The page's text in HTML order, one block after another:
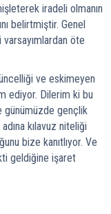
iradeli olmanın
belirtmiştir. Genel
varsayımlardan öte
ve eskimeyen
ediyor. Dilerim ki bu
günümüzde gençlik
kılavuz niteliği
bize kanıtlıyor. Ve
geldiğine işaret